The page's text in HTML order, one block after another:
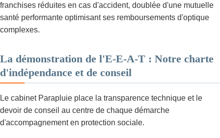
franchises réduites en cas d'accident, doublée d'une mutuelle
santé performante optimisant ses remboursements d'optique
complexes.
La démonstration de l'E-E-A-T : Notre charte
d'indépendance et de conseil
Le cabinet Parapluie place la transparence technique et le
devoir de conseil au centre de chaque démarche
d'accompagnement en protection sociale.